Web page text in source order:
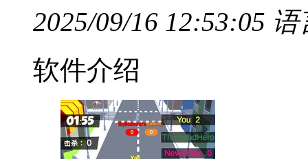
2025/09/16 12:53:05 语
软件介绍